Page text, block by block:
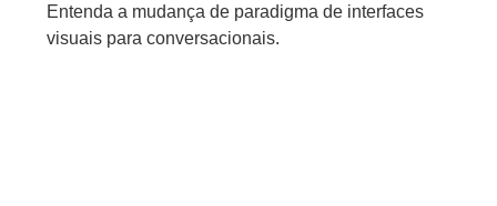
Entenda a mudança de paradigma de interfaces
visuais para conversacionais.